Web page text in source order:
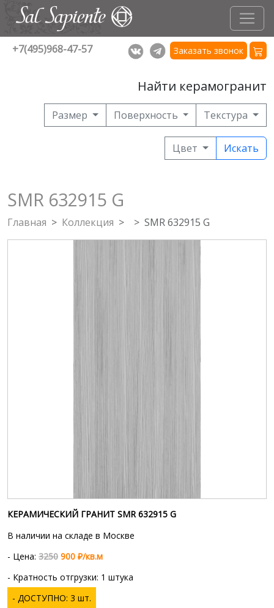
+7(495)968-47-57 Заказать звонок
Найти керамогранит
Размер Поверхность Текстура
Цвет Искать
SMR 632915 G
Главная Коллекция SMR 632915 G
КЕРАМИЧЕСКИЙ ГРАНИТ SMR 632915 G
В наличии на складе в Москве
- Цена: 3250 900 ₽/кв.м
- Кратность отгрузки: 1 штука
- ДОСТУПНО: 3 шт.